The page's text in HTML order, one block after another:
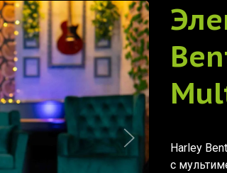
Harley
с